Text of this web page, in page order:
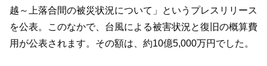
越～上落合間の被災状況について」というプレスリリース
を公表。このなかで、台風による被害状況と復旧の概算費
用が公表されます。その額は、約10億5,000万円でした。